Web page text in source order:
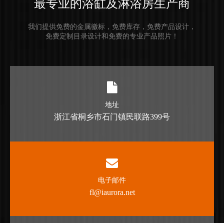
最专业的浴缸及淋浴房生产商
我们提供免费的金属徽标，免费库存，免费产品设计，
免费定制目录设计和免费的专业产品照片！
地址
浙江省桐乡市石门镇民联路399号
电子邮件
fl@iaurora.net